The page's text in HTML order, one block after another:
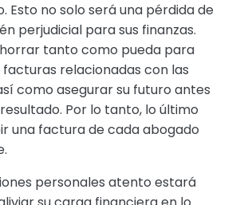
Esto no solo será una pérdida de
perjudicial para sus finanzas.
tanto como pueda para
relacionadas con las
como asegurar su futuro antes
Por lo tanto, lo último
una factura de cada abogado
personales atento estará